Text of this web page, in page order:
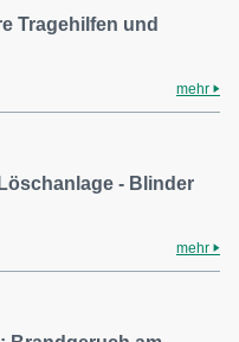
Tragehilfen und
mehr
- Blinder
mehr